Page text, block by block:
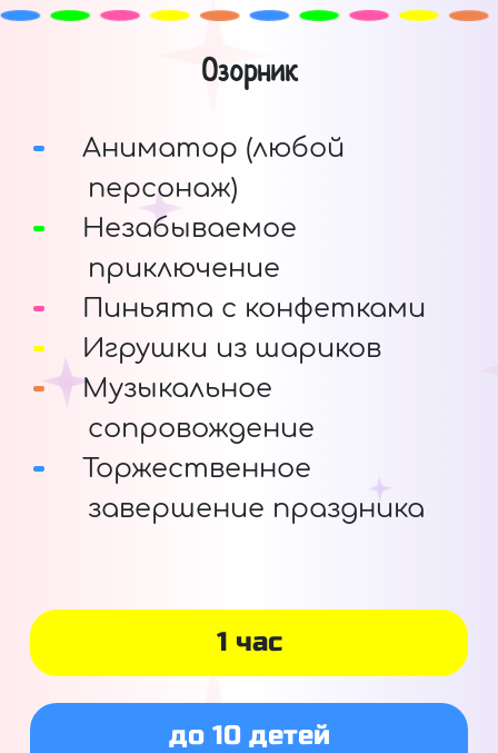
Озорник
Аниматор (любой
персонаж)
Незабываемое
приключение
Пиньята с конфетками
Игрушки из шариков
Музыкальное
сопровождение
Торжественное
завершение праздника
1 час
до 10 детей